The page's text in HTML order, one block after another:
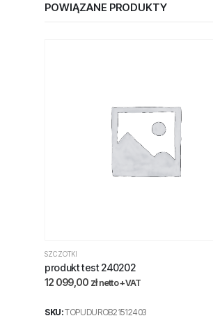
POWIĄZANE PRODUKTY
SZCZOTKI
produkt test 240202
12 099,00 zł netto +VAT
SKU:TOPUDUROB21512403